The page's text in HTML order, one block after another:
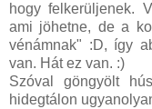
hogy felkerüljenek.
ami jöhetne, de a
vénámnak" :D, így
van. Hát ez van. :)
Szóval göngyölt
hidegtálon